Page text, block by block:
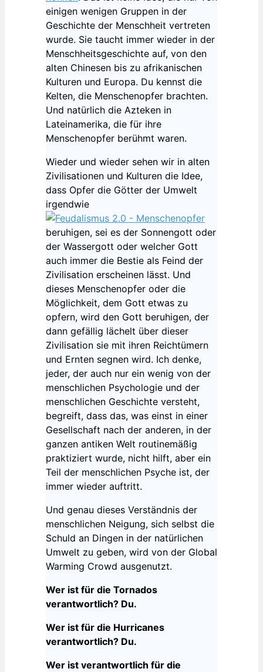
einigen wenigen Gruppen in der
Geschichte der Menschheit vertreten
wurde. Sie taucht immer wieder in der
Menschheitsgeschichte auf, von den
alten Chinesen bis zu afrikanischen
Kulturen und Europa. Du kennst die
Kelten, die Menschenopfer brachten.
Und natürlich die Azteken in
Lateinamerika, die für ihre
Menschenopfer berühmt waren.
Wieder und wieder sehen wir in alten
Zivilisationen und Kulturen die Idee,
dass Opfer die Götter der Umwelt
irgendwie
beruhigen, sei es der Sonnengott oder
der Wassergott oder welcher Gott
auch immer die Bestie als Feind der
Zivilisation erscheinen lässt. Und
dieses Menschenopfer oder die
Möglichkeit, dem Gott etwas zu
opfern, wird den Gott beruhigen, der
dann gefällig lächelt über dieser
Zivilisation sie mit ihren Reichtümern
und Ernten segnen wird. Ich denke,
jeder, der auch nur ein wenig von der
menschlichen Psychologie und der
menschlichen Geschichte versteht,
begreift, dass das, was einst in einer
Gesellschaft nach der anderen, in der
ganzen antiken Welt routinemäßig
praktiziert wurde, nicht hilft, aber ein
Teil der menschlichen Psyche ist, der
immer wieder auftritt.
Und genau dieses Verständnis der
menschlichen Neigung, sich selbst die
Schuld an Dingen in der natürlichen
Umwelt zu geben, wird von der Global
Warming Crowd ausgenutzt.
Wer ist für die Tornados
verantwortlich? Du.
Wer ist für die Hurricanes
verantwortlich? Du.
Wer ist verantwortlich für die